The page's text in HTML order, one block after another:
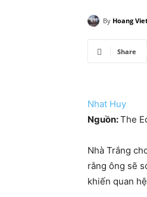
By Hoang
Share
Nhat Huy
Nguồn:The
Nhà Trắng
rằng ông sẽ
khiến quan